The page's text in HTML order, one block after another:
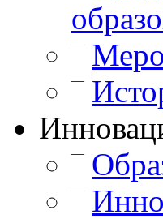
—
—
—
—